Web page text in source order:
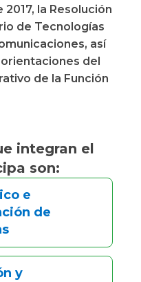
la Resolución
de Tecnologías
así
del
de la Función
integran el
son:
e
de
y